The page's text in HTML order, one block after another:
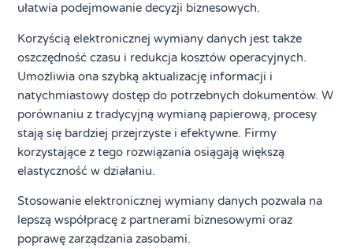
ułatwia podejmowanie decyzji biznesowych.
Korzyścią elektronicznej wymiany danych jest także
oszczędność czasu i redukcja kosztów operacyjnych.
Umożliwia ona szybką aktualizację informacji i
natychmiastowy dostęp do potrzebnych dokumentów. W
porównaniu z tradycyjną wymianą papierową, procesy
stają się bardziej przejrzyste i efektywne. Firmy
korzystające z tego rozwiązania osiągają większą
elastyczność w działaniu.
Stosowanie elektronicznej wymiany danych pozwala na
lepszą współpracę z partnerami biznesowymi oraz
poprawę zarządzania zasobami.